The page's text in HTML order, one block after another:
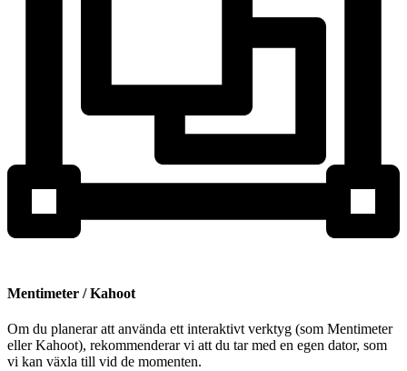
Mentimeter / Kahoot
Om du planerar att använda ett interaktivt verktyg (som Mentimeter
eller Kahoot), rekommenderar vi att du tar med en egen dator, som
vi kan växla till vid de momenten.